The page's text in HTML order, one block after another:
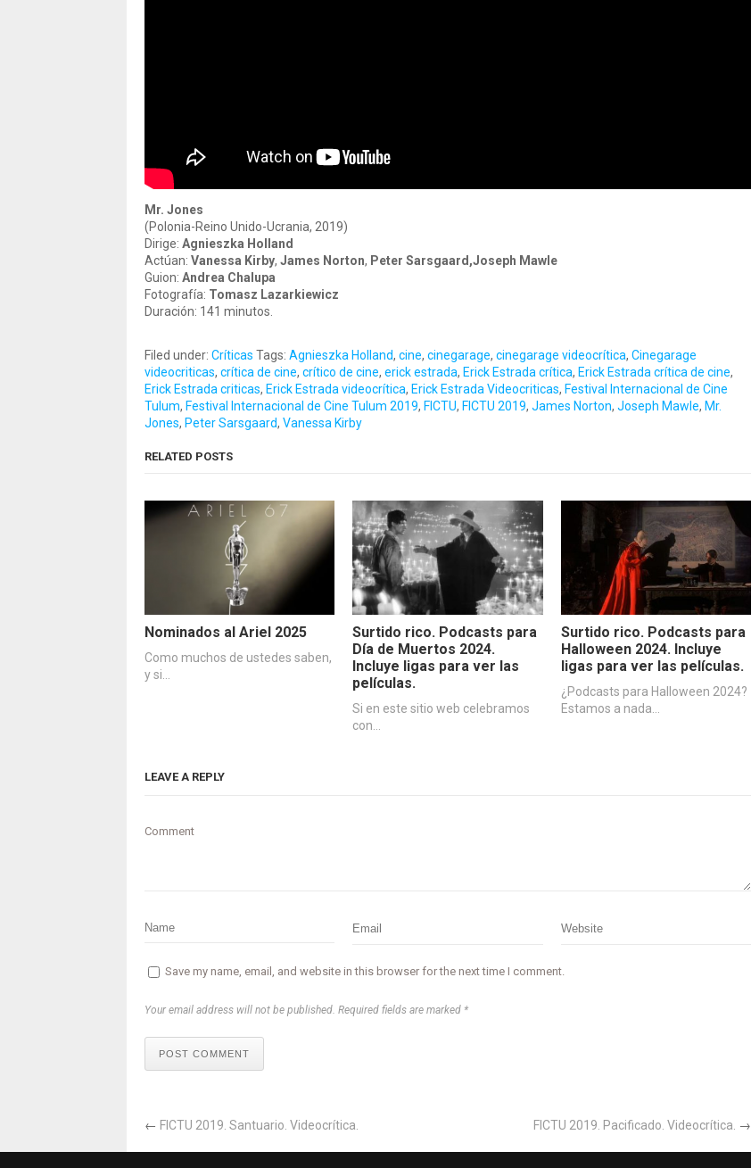
Mr. Jones
(Polonia-Reino Unido-Ucrania, 2019)
Dirige: Agnieszka Holland
Actúan: Vanessa Kirby, James Norton, Peter Sarsgaard,Joseph Mawle
Guion: Andrea Chalupa
Fotografía: Tomasz Lazarkiewicz
Duración: 141 minutos.
Filed under: Críticas Tags: Agnieszka Holland, cine, cinegarage, cinegarage videocrítica, Cinegarage
videocriticas, crítica de cine, crítico de cine, erick estrada, Erick Estrada crítica, Erick Estrada crítica de cine,
Erick Estrada criticas, Erick Estrada videocrítica, Erick Estrada Videocriticas, Festival Internacional de Cine
Tulum, Festival Internacional de Cine Tulum 2019, FICTU, FICTU 2019, James Norton, Joseph Mawle, Mr.
Jones, Peter Sarsgaard, Vanessa Kirby
RELATED POSTS
Nominados al Ariel 2025
Como muchos de ustedes saben,
y si…
Surtido rico. Podcasts para
Día de Muertos 2024.
Incluye ligas para ver las
películas.
Si en este sitio web celebramos
con…
Surtido rico. Podcasts para
Halloween 2024. Incluye
ligas para ver las películas.
¿Podcasts para Halloween 2024?
Estamos a nada…
LEAVE A REPLY
Comment
Save my name, email, and website in this browser for the next time I comment.
Your email address will not be published. Required fields are marked *
POST COMMENT
← FICTU 2019. Santuario. Videocrítica. FICTU 2019. Pacificado. Videocrítica. →